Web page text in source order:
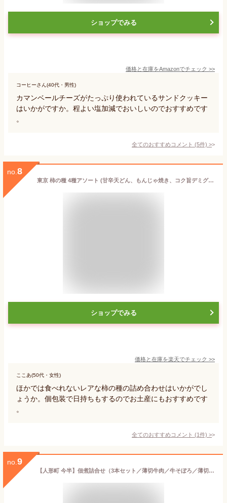
ショップでみる
価格と在庫をAmazonでチェック >>
コーヒーさん(40代・男性)
カマンベールチーズがたっぷり使われているサンドクッキー
はいかがですか。程よい塩加減でおいしいのでおすすめです
。
全てのおすすめコメント (5件) >
no. 8
東京 柿の種 4種アソート (甘辛天どん、もんじゃ焼き、コク旨デミグラス、だしカレー 個包装各4袋) 合計256gx2箱セット
ショップでみる
価格と在庫を楽天でチェック >>
ここあ(50代・女性)
ほかでは食べれないレアな柿の種の詰め合わせはいかがでし
ょうか。個包装で日持ちもするのでお土産にもおすすめです
。
全てのおすすめコメント (1件) >
no. 9
【人形町 今半】佃煮詰合せ（3本セット／薄切牛肉／牛そぼろ／薄切牛肉・帆立）《牛肉》［常温便］【送料無料】